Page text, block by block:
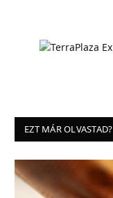
EZT MÁR OLVASTAD?